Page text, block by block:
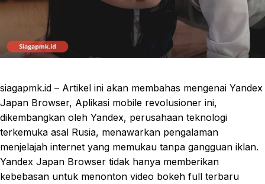
siagapmk.id – Artikel ini akan membahas mengenai Yandex
Japan Browser, Aplikasi mobile revolusioner ini,
dikembangkan oleh Yandex, perusahaan teknologi
terkemuka asal Rusia, menawarkan pengalaman
menjelajah internet yang memukau tanpa gangguan iklan.
Yandex Japan Browser tidak hanya memberikan
kebebasan untuk menonton video bokeh full terbaru